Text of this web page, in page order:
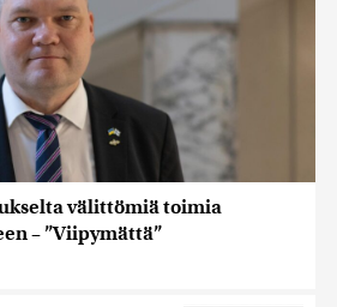
välittömiä toimia
– ”Viipymättä”